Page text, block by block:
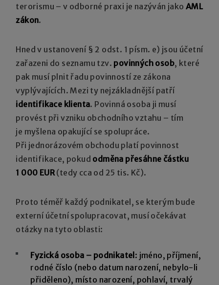
terorismu – v odborné praxi je nazýván jakoAML
zákon.
Hned v ustanovení § 2 odst. 1 písm. e) jsou účetní
zařazeni do seznamu tzv. povinných osob, které
pak musí plnit řadu povinností ze zákona
vyplývajících. Mezi ty nejzákladnější patří
identifikace klienta. Povinná osoba ji musí
provést při vzniku obchodního vztahu – tím
je myšlena opakující se spolupráce.
Při jednorázovém obchodu platí povinnost
identifikace, pokud odměna přesáhne částku
1 000 EUR (tedy cca od 25 tis. Kč).
Proto téměř každý podnikatel, se kterým bude
externí účetní spolupracovat, musí očekávat
otázky na tyto oblasti:
Fyzická osoba – podnikatel: jméno, příjmení,
rodné číslo (nebo datum narození, nebylo-li
přiděleno), místo narození, pohlaví, trvalý